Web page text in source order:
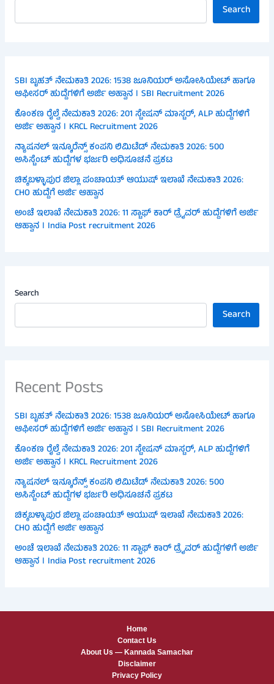
Search
SBI ಬೃಹತ್ ನೇಮಕಾತಿ 2026: 1538 ಜೂನಿಯರ್ ಅಸೋಸಿಯೇಟ್ ಹಾಗೂ
ಆಫೀಸರ್ ಹುದ್ದೆಗಳಿಗೆ ಅರ್ಜಿ ಅಹ್ವಾನ । SBI Recruitment 2026
ಕೊಂಕಣ ರೈಲ್ವೆ ನೇಮಕಾತಿ 2026: 201 ಸ್ಟೇಷನ್ ಮಾಸ್ಟರ್, ALP ಹುದ್ದೆಗಳಿಗೆ
ಅರ್ಜಿ ಅಹ್ವಾನ । KRCL Recruitment 2026
ನ್ಯಾಷನಲ್ ಇನ್ಶೂರೆನ್ಸ್ ಕಂಪನಿ ಲಿಮಿಟೆಡ್ ನೇಮಕಾತಿ 2026: 500
ಅಸಿಸ್ಟೆಂಟ್ ಹುದ್ದೆಗಳ ಭರ್ಜರಿ ಅಧಿಸೂಚನೆ ಪ್ರಕಟ
ಚಿಕ್ಕಬಳ್ಳಾಪುರ ಜಿಲ್ಲಾ ಪಂಚಾಯತ್ ಆಯುಷ್ ಇಲಾಖೆ ನೇಮಕಾತಿ 2026:
CHO ಹುದ್ದೆಗೆ ಅರ್ಜಿ ಆಹ್ವಾನ
ಅಂಚೆ ಇಲಾಖೆ ನೇಮಕಾತಿ 2026: 11 ಸ್ಟಾಫ್ ಕಾರ್ ಡ್ರೈವರ್ ಹುದ್ದೆಗಳಿಗೆ ಅರ್ಜಿ
ಆಹ್ವಾನ । India Post recruitment 2026
Search
Search
Recent Posts
SBI ಬೃಹತ್ ನೇಮಕಾತಿ 2026: 1538 ಜೂನಿಯರ್ ಅಸೋಸಿಯೇಟ್ ಹಾಗೂ
ಆಫೀಸರ್ ಹುದ್ದೆಗಳಿಗೆ ಅರ್ಜಿ ಅಹ್ವಾನ । SBI Recruitment 2026
ಕೊಂಕಣ ರೈಲ್ವೆ ನೇಮಕಾತಿ 2026: 201 ಸ್ಟೇಷನ್ ಮಾಸ್ಟರ್, ALP ಹುದ್ದೆಗಳಿಗೆ
ಅರ್ಜಿ ಅಹ್ವಾನ । KRCL Recruitment 2026
ನ್ಯಾಷನಲ್ ಇನ್ಶೂರೆನ್ಸ್ ಕಂಪನಿ ಲಿಮಿಟೆಡ್ ನೇಮಕಾತಿ 2026: 500
ಅಸಿಸ್ಟೆಂಟ್ ಹುದ್ದೆಗಳ ಭರ್ಜರಿ ಅಧಿಸೂಚನೆ ಪ್ರಕಟ
ಚಿಕ್ಕಬಳ್ಳಾಪುರ ಜಿಲ್ಲಾ ಪಂಚಾಯತ್ ಆಯುಷ್ ಇಲಾಖೆ ನೇಮಕಾತಿ 2026:
CHO ಹುದ್ದೆಗೆ ಅರ್ಜಿ ಆಹ್ವಾನ
ಅಂಚೆ ಇಲಾಖೆ ನೇಮಕಾತಿ 2026: 11 ಸ್ಟಾಫ್ ಕಾರ್ ಡ್ರೈವರ್ ಹುದ್ದೆಗಳಿಗೆ ಅರ್ಜಿ
ಆಹ್ವಾನ । India Post recruitment 2026
Home
Contact Us
About Us — Kannada Samachar
Disclaimer
Privacy Policy